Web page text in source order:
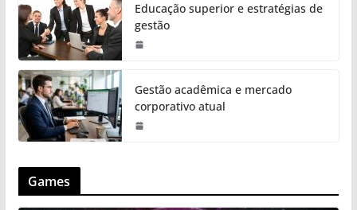
Educação superior e estratégias de
gestão
Gestão acadêmica e mercado
corporativo atual
Games